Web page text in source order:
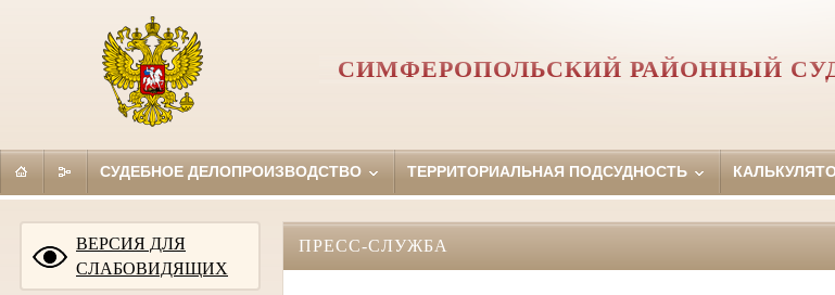
СИМФЕРОПОЛЬСКИЙ РАЙОННЫЙ
СУДЕБНОЕ ДЕЛОПРОИЗВОДСТВО ТЕРРИТОРИАЛЬНАЯ ПОДСУДНОСТЬ
ВЕРСИЯ ДЛЯ
СЛАБОВИДЯЩИХ
ПРЕСС-СЛУЖБА